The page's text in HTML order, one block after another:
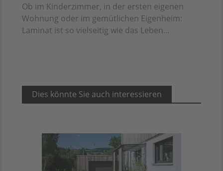
Ob im Kinderzimmer, in der ersten eigenen
Wohnung oder im gemütlichen Eigenheim:
Laminat ist so vielseitig wie das Leben...
Dies könnte Sie auch interessieren